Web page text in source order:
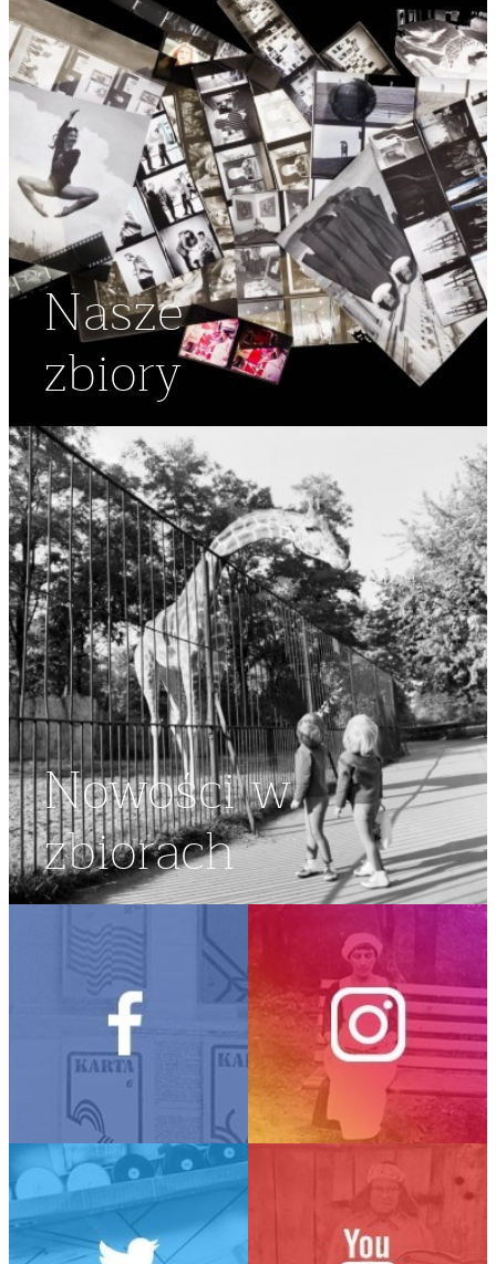
Nasze
zbiory
Nowości w
zbiorach